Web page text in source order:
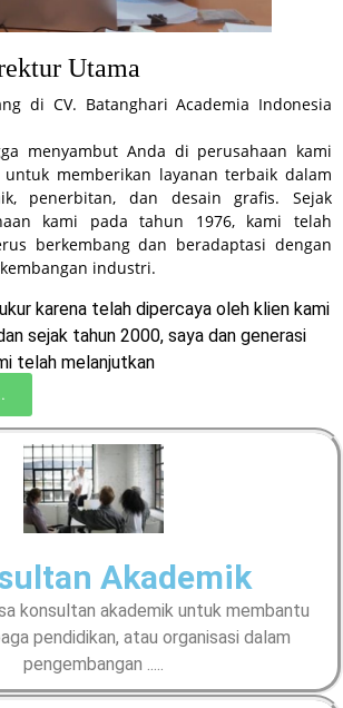
Utama
di CV. Batanghari Academia Indonesia
menyambut Anda di perusahaan kami
memberikan layanan terbaik dalam
penerbitan, dan desain grafis. Sejak
kami pada tahun 1976, kami telah
berkembang dan beradaptasi dengan
industri.
karena telah dipercaya oleh klien kami
sejak tahun 2000, saya dan generasi
telah melanjutkan
Akademik
konsultan akademik untuk membantu
pendidikan, atau organisasi dalam
pengembangan .....